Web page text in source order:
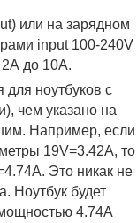
или на зарядном
input 100-240V
2А до 10A.
ноутбуков с
чем указано на
Например, если
19V=3.42A, то
Это никак не
Ноутбук будет
4.74А